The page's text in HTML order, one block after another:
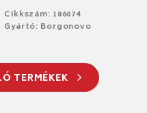
Cikkszám: 186074
Gyártó: Borgonovo
TERMÉKEK